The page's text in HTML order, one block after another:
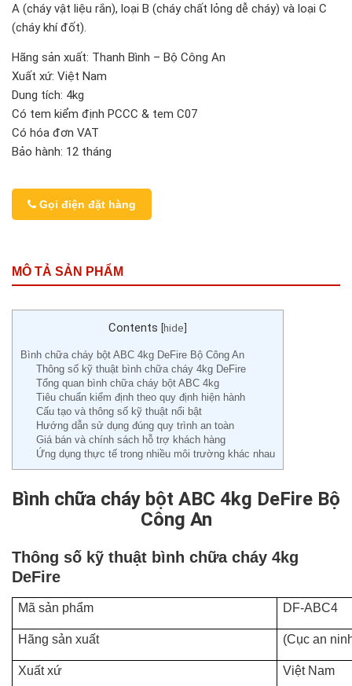
A (cháy vật liệu rắn), loại B (cháy chất lỏng dễ cháy) và loại C
(cháy khí đốt).
Hãng sản xuất: Thanh Bình – Bộ Công An
Xuất xứ: Việt Nam
Dung tích: 4kg
Có tem kiểm định PCCC & tem C07
Có hóa đơn VAT
Bảo hành: 12 tháng
Gọi điện đặt hàng
MÔ TẢ SẢN PHẨM
Contents [hide]
Bình chữa cháy bột ABC 4kg DeFire Bộ Công An
Thông số kỹ thuật bình chữa cháy 4kg DeFire
Tổng quan bình chữa cháy bột ABC 4kg
Tiêu chuẩn kiểm định theo quy định hiện hành
Cấu tạo và thông số kỹ thuật nổi bật
Hướng dẫn sử dụng đúng quy trình an toàn
Giá bán và chính sách hỗ trợ khách hàng
Ứng dụng thực tế trong nhiều môi trường khác nhau
Bình chữa cháy bột ABC 4kg DeFire Bộ
Công An
Thông số kỹ thuật bình chữa cháy 4kg
DeFire
Mã sản phẩm DF-ABC4
Hãng sản xuất (Cục an
Xuất xứ Việt Nam